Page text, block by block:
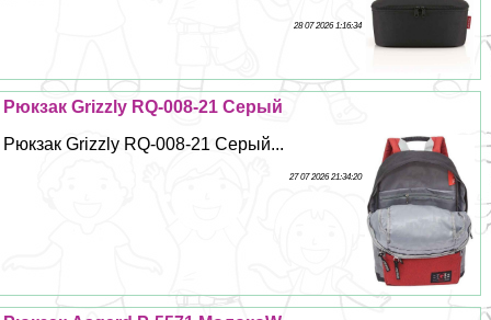
28 07 2026 1:16:34
Рюкзак Grizzly RQ-008-21 Серый
Рюкзак Grizzly RQ-008-21 Серый...
27 07 2026 21:34:20